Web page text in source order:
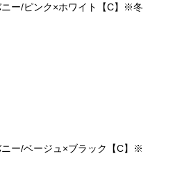
ー/ピンク×ホワイト【C】※冬
ー/ベージュ×ブラック【C】※